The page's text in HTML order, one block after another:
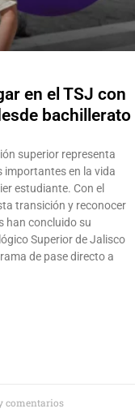
en el TSJ con
bachillerato
superior representa
importantes en la vida
estudiante. Con el
transición y reconocer
han concluido su
Superior de Jalisco
de pase directo a
comentarios